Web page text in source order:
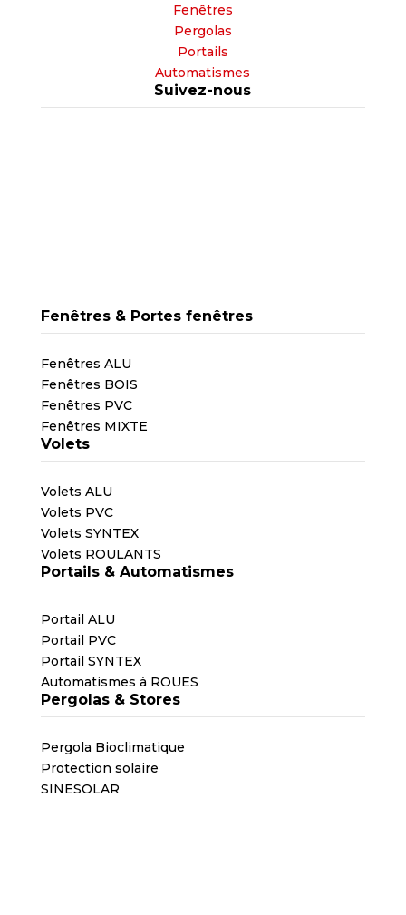
Fenêtres
Pergolas
Portails
Automatismes
Suivez-nous
Fenêtres & Portes fenêtres
Fenêtres ALU
Fenêtres BOIS
Fenêtres PVC
Fenêtres MIXTE
Volets
Volets ALU
Volets PVC
Volets SYNTEX
Volets ROULANTS
Portails & Automatismes
Portail ALU
Portail PVC
Portail SYNTEX
Automatismes à ROUES
Pergolas & Stores
Pergola Bioclimatique
Protection solaire
SINESOLAR